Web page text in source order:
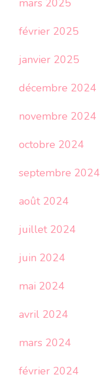
mars 2025
février 2025
janvier 2025
décembre 2024
novembre 2024
octobre 2024
septembre 2024
août 2024
juillet 2024
juin 2024
mai 2024
avril 2024
mars 2024
février 2024